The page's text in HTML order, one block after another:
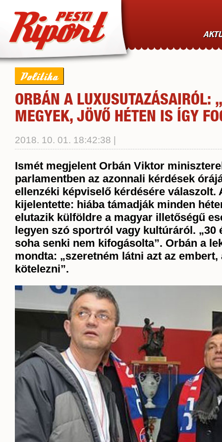
Politika
ORBÁN A LUXUSUTAZÁSAIRÓL:
MEGYEK, JÖVŐ HÉTEN IS ÍGY
2018. 10. 01. 18:42:38 |
Ismét megjelent Orbán Viktor
parlamentben az azonnali kérdések
ellenzéki képviselő kérdésére válaszolt.
kijelentette: hiába támadják minden
elutazik külföldre a magyar illetőségű
legyen szó sportról vagy kultúráról. „30
soha senki nem kifogásolta”. Orbán a
mondta: „szeretném látni azt az
kötelezni”.